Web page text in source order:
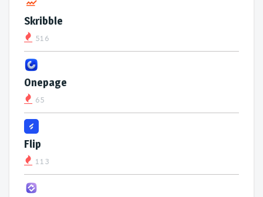
Skribble
516
Onepage
65
Flip
113